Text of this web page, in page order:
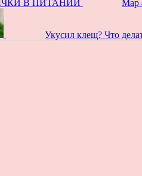
В ПИТАНИИ Мар
Укусил клещ? Что